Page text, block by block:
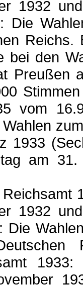
1932
Die
bei den
Preußen
vom
1933
am
1932
Die